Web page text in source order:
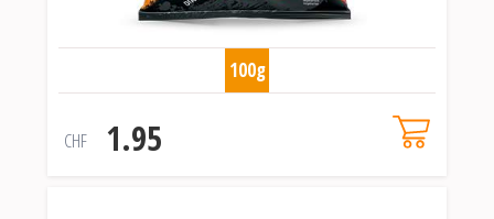
100g
CHF 1.95